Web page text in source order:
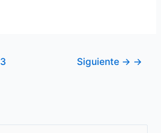
3 Siguiente → →